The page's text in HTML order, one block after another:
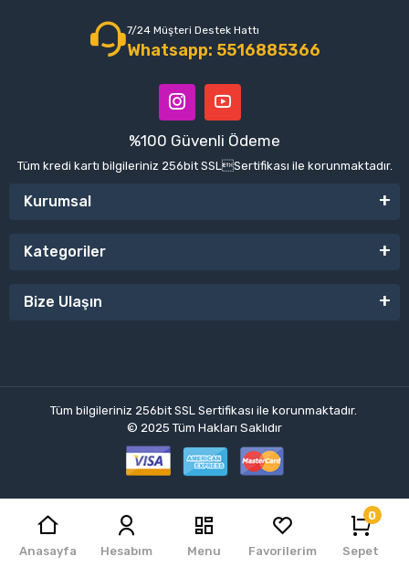
7/24 Müşteri Destek Hattı
Whatsapp: 5516885366
%100 Güvenli Ödeme
Tüm kredi kartı bilgileriniz 256bit SSLSertifikası ile korunmaktadır.
Kurumsal
Kategoriler
Bize Ulaşın
Tüm bilgileriniz 256bit SSL Sertifikası ile korunmaktadır.
© 2025 Tüm Hakları Saklıdır
Anasayfa Hesabım Menu Favorilerim
0
Sepet
El Hobi| E-ticaret Paketleri ile hazırlanmıştır.